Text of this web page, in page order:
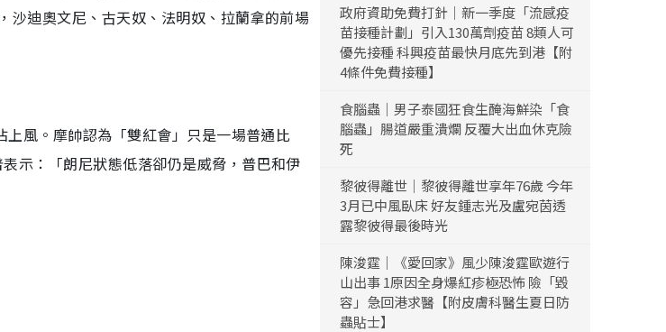
沙迪奧文尼、古天奴、法明奴、拉蘭拿的前場
風。摩帥認為「雙紅會」只是一場普通比
示：「朗尼狀態低落卻仍是威脅，普巴和伊
政府資助免費打針｜新一季度「流感疫
苗接種計劃」引入130萬劑疫苗 8類人可
優先接種 科興疫苗最快月底先到港【附
4條件免費接種】
食腦蟲｜男子泰國狂食生醃海鮮染「食
腦蟲」腸道嚴重潰爛 反覆大出血休克險
死
黎彼得離世｜黎彼得離世享年76歲 今年
3月已中風臥床 好友鍾志光及盧宛茵透
露黎彼得最後時光
陳浚霆｜《愛回家》風少陳浚霆歐遊行
山出事 1原因全身爆紅疹極恐怖 險「毀
容」急回港求醫【附皮膚科醫生夏日防
蟲貼士】